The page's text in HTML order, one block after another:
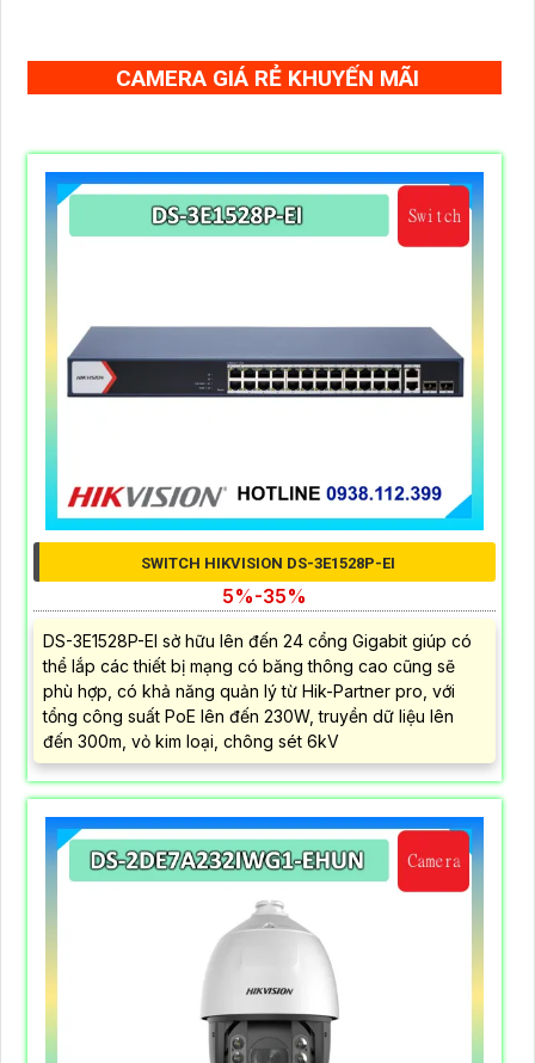
CAMERA GIÁ RẺ KHUYẾN MÃI
SWITCH HIKVISION DS-3E1528P-EI
5%-35%
DS-3E1528P-EI sở hữu lên đến 24 cổng Gigabit giúp có
thể lắp các thiết bị mạng có băng thông cao cũng sẽ
phù hợp, có khả năng quản lý từ Hik-Partner pro, với
tổng công suất PoE lên đến 230W, truyền dữ liệu lên
đến 300m, vỏ kim loại, chông sét 6kV